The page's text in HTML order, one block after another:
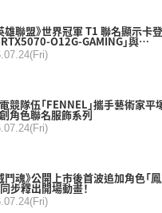
雄聯盟》世界冠軍 T1 聯名顯示卡
RTX5070-O12G-GAMING」與…
競隊伍「FENNEL」攜手藝術家平
角色聯名服飾系列
鬥魂》公開上市後首波追加角色「
同步釋出開場動畫！